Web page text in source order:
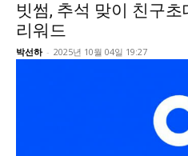
빗썸, 추석 맞이 친구
리워드
박선하 - 2025년 10월 04일 19:27